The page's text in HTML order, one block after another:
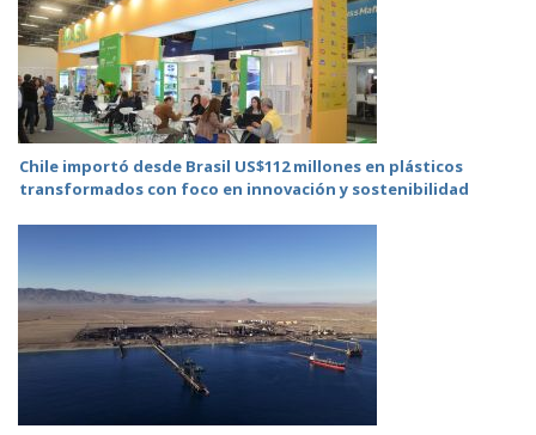
Chile importó desde Brasil US$112 millones en plásticos
transformados con foco en innovación y sostenibilidad